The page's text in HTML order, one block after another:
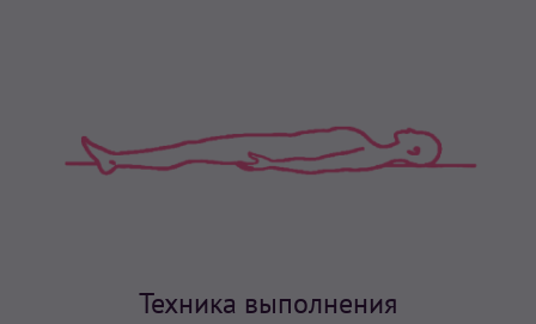
Техника выполнения